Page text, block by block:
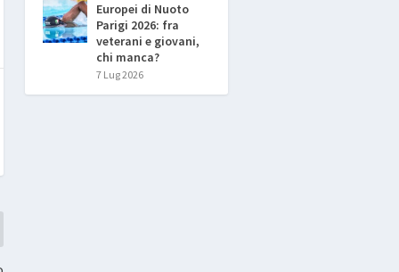
Europei di Nuoto
Parigi 2026: fra
veterani e giovani,
chi manca?
7 Lug 2026